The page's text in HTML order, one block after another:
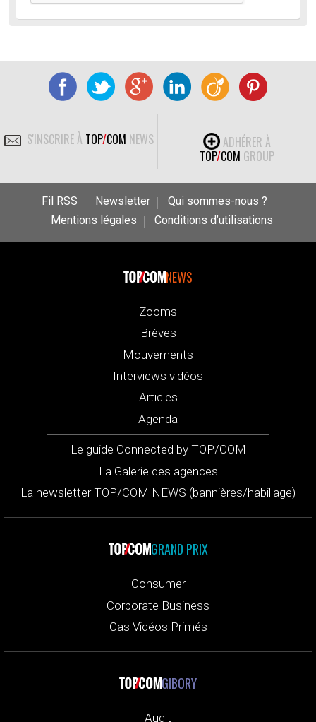
S'INSCRIRE À TOP/COM NEWS
ADHÉRER À
TOP/COM GROUP
Fil RSS Newsletter
Qui sommes-nous ?
Mentions légales
Conditions d’utilisations
NEWS
Zooms
Brèves
Mouvements
Interviews vidéos
Articles
Agenda
Le guide Connected by TOP/COM
La Galerie des agences
La newsletter TOP/COM NEWS (bannières/habillage)
GRAND PRIX
Consumer
Corporate Business
Cas Vidéos Primés
GIBORY
Audit